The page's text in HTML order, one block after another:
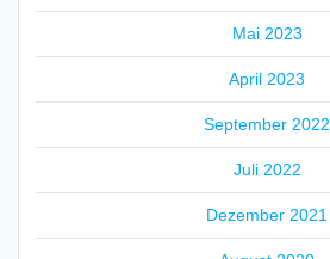
Mai 2023
April 2023
September 2022
Juli 2022
Dezember 2021